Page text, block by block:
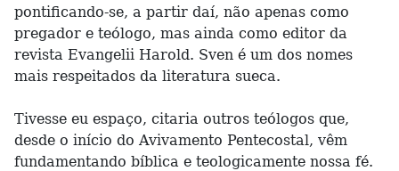
pontificando-se, a partir daí, não apenas como
pregador e teólogo, mas ainda como editor da
revista Evangelii Harold. Sven é um dos nomes
mais respeitados da literatura sueca.
Tivesse eu espaço, citaria outros teólogos que,
desde o início do Avivamento Pentecostal, vêm
fundamentando bíblica e teologicamente nossa fé.